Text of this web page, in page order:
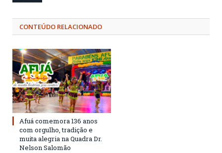
CONTEÚDO RELACIONADO
Afuá comemora 136 anos
com orgulho, tradição e
muita alegria na Quadra Dr.
Nelson Salomão